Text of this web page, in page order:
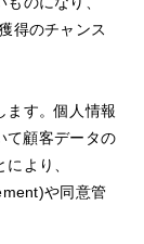
得のチャンス
ます。個人情報
て顧客データの
より、
や同意管